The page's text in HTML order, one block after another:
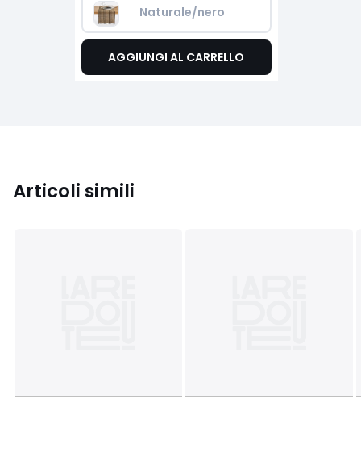
Naturale/nero
AGGIUNGI AL CARRELLO
Articoli simili